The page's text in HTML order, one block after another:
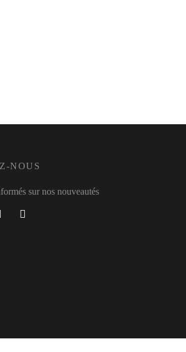
NOUS
sur nos nouveautés